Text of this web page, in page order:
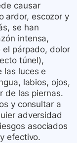
causar
ardor, escozor y
se han
intensa,
el párpado, dolor
túnel),
las luces e
labios, ojos,
de las piernas.
y consultar a
adversidad
asociados
efectivo.